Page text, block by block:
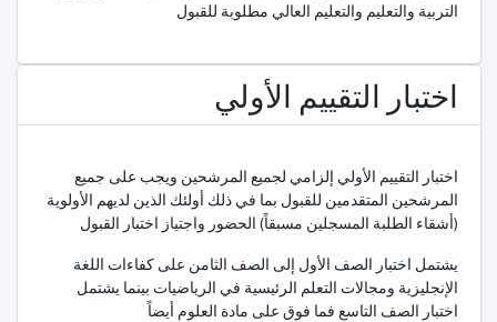
التربية والتعليم والتعليم العالي مطلوبة للقبول
اختبار التقييم الأولي
اختبار التقييم الأولي إلزامي لجميع المرشحين ويجب على جميع
المرشحين المتقدمين للقبول بما في ذلك أولئك الذين لديهم الأولوية
(أشقاء الطلبة المسجلين مسبقاً) الحضور واجتياز اختبار القبول
الإنجليزية ومجالات التعلم الرئيسية في الرياضيات بينما يشتمل
اختبار الصف التاسع فما فوق على مادة العلوم أيضاً